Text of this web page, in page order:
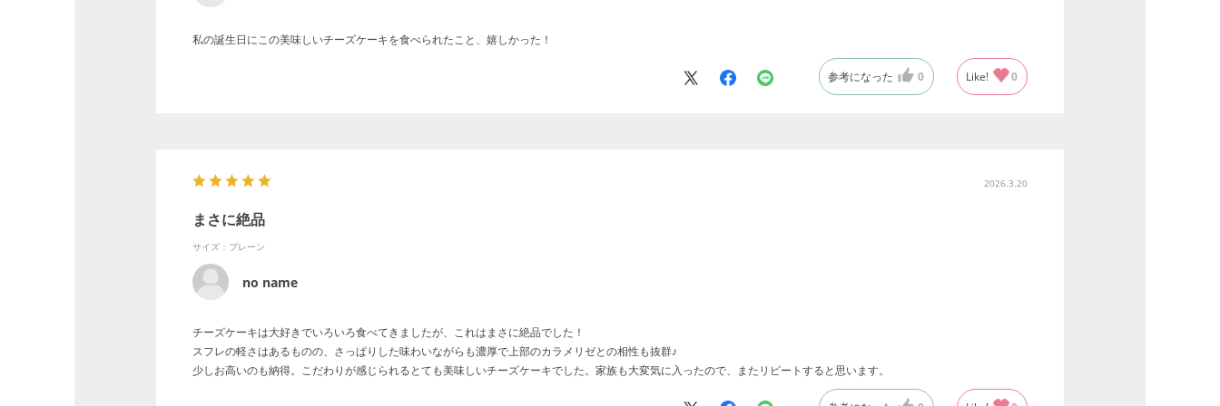
私の誕生日にこの美味しいチーズケーキを食べられたこと、嬉しかった！
参考になった 0 Like! 0
2026.3.20
まさに絶品
サイズ：プレーン
no name
チーズケーキは大好きでいろいろ食べてきましたが、これはまさに絶品でした！
スフレの軽さはあるものの、さっぱりした味わいながらも濃厚で上部のカラメリゼとの相性も抜群♪
少しお高いのも納得。こだわりが感じられるとても美味しいチーズケーキでした。家族も大変気に入ったので、またリピートすると思います。